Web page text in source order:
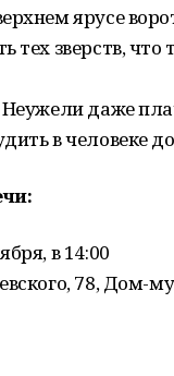
ярусе
тех зверств, что
Неужели даже
в человеке
в 14:00
78, Дом-